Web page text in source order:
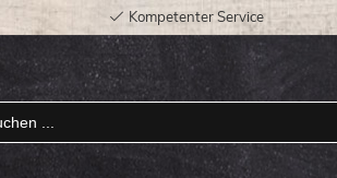
Kompetenter Service